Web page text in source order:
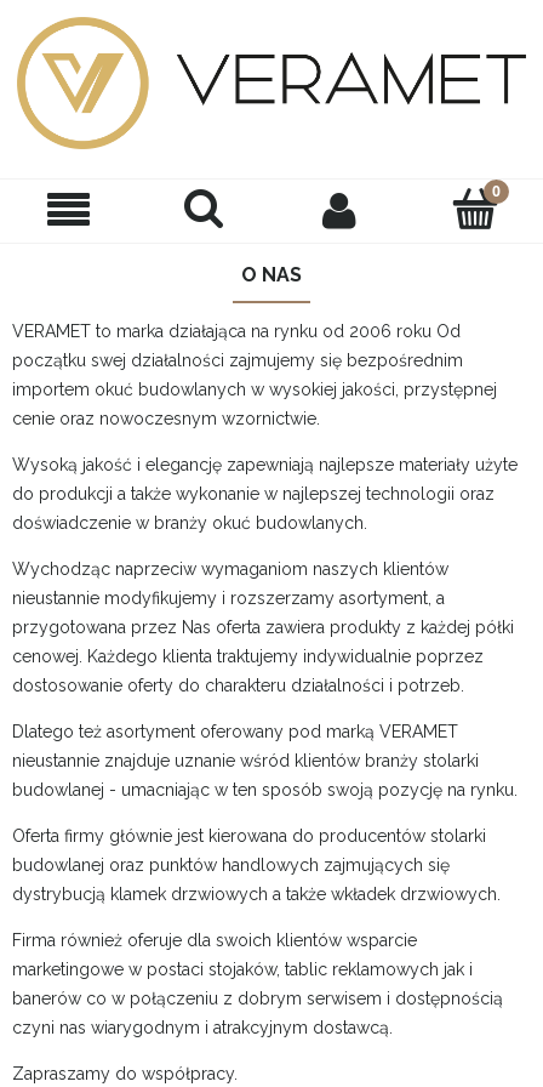
O NAS
VERAMET to marka działająca na rynku od 2006 roku Od
początku swej działalności zajmujemy się bezpośrednim
importem okuć budowlanych w wysokiej jakości, przystępnej
cenie oraz nowoczesnym wzornictwie.
Wysoką jakość i elegancję zapewniają najlepsze materiały użyte
do produkcji a także wykonanie w najlepszej technologii oraz
doświadczenie w branży okuć budowlanych.
Wychodząc naprzeciw wymaganiom naszych klientów
nieustannie modyfikujemy i rozszerzamy asortyment, a
przygotowana przez Nas oferta zawiera produkty z każdej półki
cenowej. Każdego klienta traktujemy indywidualnie poprzez
dostosowanie oferty do charakteru działalności i potrzeb.
Dlatego też asortyment oferowany pod marką VERAMET
nieustannie znajduje uznanie wśród klientów branży stolarki
budowlanej - umacniając w ten sposób swoją pozycję na rynku.
Oferta firmy głównie jest kierowana do producentów stolarki
budowlanej oraz punktów handlowych zajmujących się
dystrybucją klamek drzwiowych a także wkładek drzwiowych.
Firma również oferuje dla swoich klientów wsparcie
marketingowe w postaci stojaków, tablic reklamowych jak i
banerów co w połączeniu z dobrym serwisem i dostępnością
czyni nas wiarygodnym i atrakcyjnym dostawcą.
Zapraszamy do współpracy.